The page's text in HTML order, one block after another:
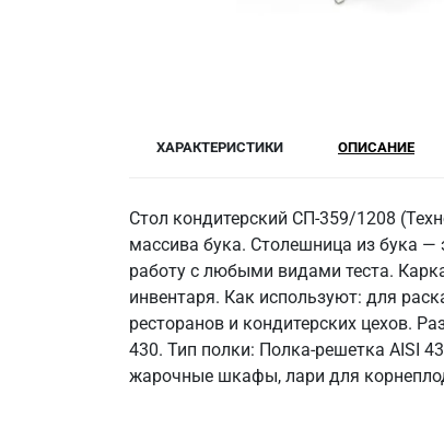
ХАРАКТЕРИСТИКИ ОПИСАНИЕ
Стол кондитерский СП-359/1208
массива бука. Столешница из бука
работу с любыми видами теста.
инвентаря. Как используют: для
ресторанов и кондитерских цехов.
430. Тип полки: Полка-решетка AISI
жарочные шкафы, лари для